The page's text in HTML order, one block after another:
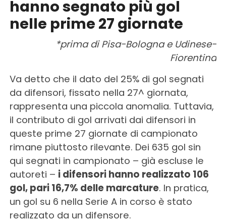
hanno segnato più gol
nelle prime 27 giornate
*prima di Pisa-Bologna e Udinese-
Fiorentina
Va detto che il dato del 25% di gol segnati
da difensori, fissato nella 27^ giornata,
rappresenta una piccola anomalia. Tuttavia,
il contributo di gol arrivati dai difensori in
queste prime 27 giornate di campionato
rimane piuttosto rilevante. Dei 635 gol sin
qui segnati in campionato – già escluse le
autoreti – i difensori hanno realizzato 106
gol, pari 16,7% delle marcature. In pratica,
un gol su 6 nella Serie A in corso è stato
realizzato da un difensore.